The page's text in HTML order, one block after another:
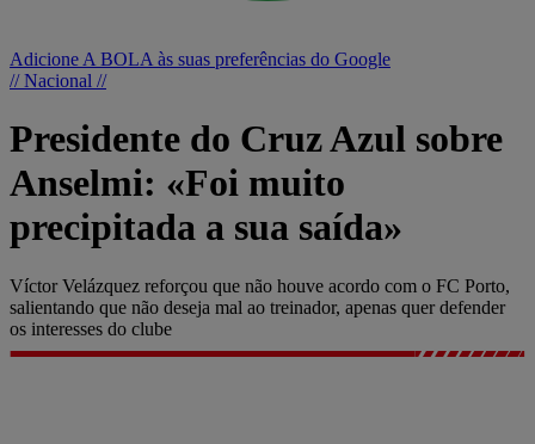
Adicione A BOLA às suas preferências do Google
// Nacional //
Presidente do Cruz Azul sobre
Anselmi: «Foi muito
precipitada a sua saída»
Víctor Velázquez reforçou que não houve acordo com o FC Porto,
salientando que não deseja mal ao treinador, apenas quer defender
os interesses do clube